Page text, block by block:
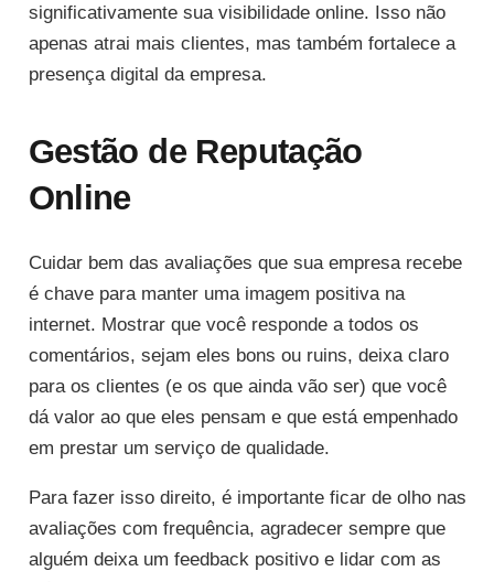
significativamente sua visibilidade online. Isso não
apenas atrai mais clientes, mas também fortalece a
presença digital da empresa.
Gestão de Reputação
Online
Cuidar bem das avaliações que sua empresa recebe
é chave para manter uma imagem positiva na
internet. Mostrar que você responde a todos os
comentários, sejam eles bons ou ruins, deixa claro
para os clientes (e os que ainda vão ser) que você
dá valor ao que eles pensam e que está empenhado
em prestar um serviço de qualidade.
Para fazer isso direito, é importante ficar de olho nas
avaliações com frequência, agradecer sempre que
alguém deixa um feedback positivo e lidar com as